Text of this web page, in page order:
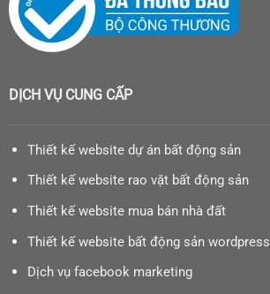
DỊCH VỤ CUNG CẤP
Thiết kế website dự án bất động sản
Thiết kế website rao vặt bất động sản
Thiết kế website mua bán nhà đất
Thiết kế website bất động sản wordpress
Dịch vụ facebook marketing